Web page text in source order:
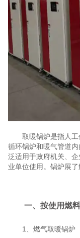
取暖锅炉是指人工
循环锅炉和暖气管道
泛适用于政府机关、
业单位使用。锅炉展
一、按使用燃
1、燃气取暖锅炉